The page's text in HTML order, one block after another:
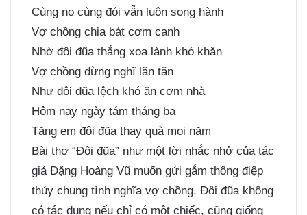
Cùng no cùng đói vẫn luôn song hành
Vợ chồng chia bát cơm canh
Nhờ đôi đũa thẳng xoa lành khó khăn
Vợ chồng đừng nghĩ lăn tăn
Như đôi đũa lệch khó ăn cơm nhà
Hôm nay ngày tám tháng ba
Tặng em đôi đũa thay quà mọi năm
Bài thơ “Đôi đũa” như một lời nhắc nhở của tác
giả Đặng Hoàng Vũ muốn gửi gắm thông điệp
thủy chung tình nghĩa vợ chồng. Đôi đũa không
có tác dụng nếu chỉ có một chiếc, cũng giống